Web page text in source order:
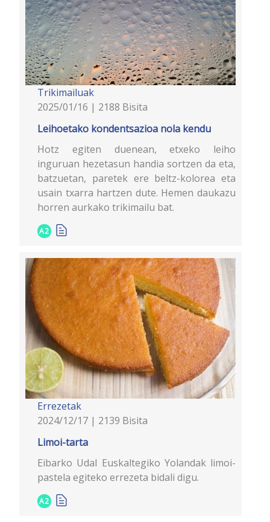
Trikimailuak
2025/01/16 | 2188 Bisita
Leihoetako kondentsazioa nola kendu
Hotz egiten duenean, etxeko leiho
inguruan hezetasun handia sortzen da eta,
batzuetan, paretek ere beltz-kolorea eta
usain txarra hartzen dute. Hemen daukazu
horren aurkako trikimailu bat.
A2
Errezetak
2024/12/17 | 2139 Bisita
Limoi-tarta
Eibarko Udal Euskaltegiko Yolandak limoi-
pastela egiteko errezeta bidali digu.
A2